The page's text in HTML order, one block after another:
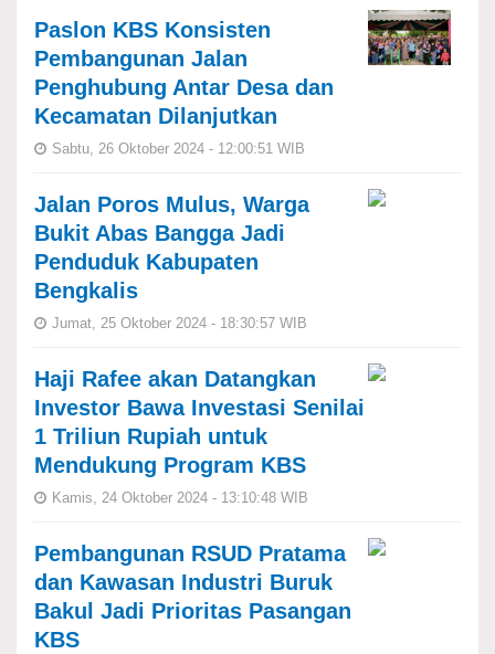
Paslon KBS Konsisten
Pembangunan Jalan
Penghubung Antar Desa dan
Kecamatan Dilanjutkan
Sabtu, 26 Oktober 2024 - 12:00:51 WIB
Jalan Poros Mulus, Warga
Bukit Abas Bangga Jadi
Penduduk Kabupaten
Bengkalis
Jumat, 25 Oktober 2024 - 18:30:57 WIB
Haji Rafee akan Datangkan
Investor Bawa Investasi Senilai
1 Triliun Rupiah untuk
Mendukung Program KBS
Kamis, 24 Oktober 2024 - 13:10:48 WIB
Pembangunan RSUD Pratama
dan Kawasan Industri Buruk
Bakul Jadi Prioritas Pasangan
KBS